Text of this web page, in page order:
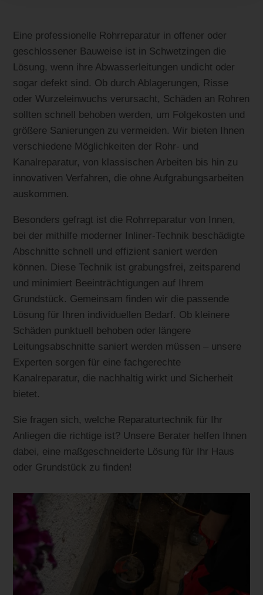
Eine professionelle Rohrreparatur in offener oder
geschlossener Bauweise ist in Schwetzingen die
Lösung, wenn ihre Abwasserleitungen undicht oder
sogar defekt sind. Ob durch Ablagerungen, Risse
oder Wurzeleinwuchs verursacht, Schäden an Rohren
sollten schnell behoben werden, um Folgekosten und
größere Sanierungen zu vermeiden. Wir bieten Ihnen
verschiedene Möglichkeiten der Rohr- und
Kanalreparatur, von klassischen Arbeiten bis hin zu
innovativen Verfahren, die ohne Aufgrabungsarbeiten
auskommen.
Besonders gefragt ist die Rohrreparatur von Innen,
bei der mithilfe moderner Inliner-Technik beschädigte
Abschnitte schnell und effizient saniert werden
können. Diese Technik ist grabungsfrei, zeitsparend
und minimiert Beeinträchtigungen auf Ihrem
Grundstück. Gemeinsam finden wir die passende
Lösung für Ihren individuellen Bedarf. Ob kleinere
Schäden punktuell behoben oder längere
Leitungsabschnitte saniert werden müssen – unsere
Experten sorgen für eine fachgerechte
Kanalreparatur, die nachhaltig wirkt und Sicherheit
bietet.
Sie fragen sich, welche Reparaturtechnik für Ihr
Anliegen die richtige ist? Unsere Berater helfen Ihnen
dabei, eine maßgeschneiderte Lösung für Ihr Haus
oder Grundstück zu finden!